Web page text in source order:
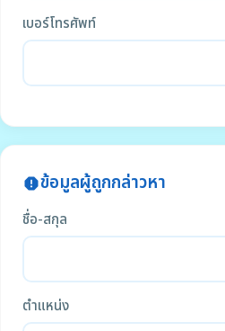
เบอร์โทรศัพท์
reportข้อมูลผู้ถูกกล่าวหา
ชื่อ-สกุล
ตำแหน่ง